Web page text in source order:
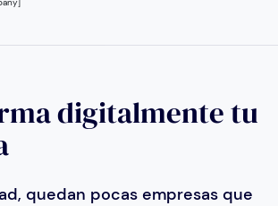
digitalmente tu
quedan pocas empresas que